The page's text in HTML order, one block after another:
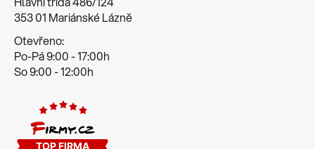
353 01 Mariánské Lázně
Otevřeno:
Po-Pá 9:00 - 17:00h
So 9:00 - 12:00h